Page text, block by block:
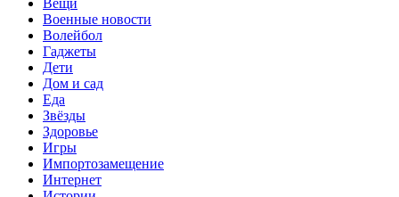
Военные новости
Волейбол
Гаджеты
Дети
Дом и сад
Еда
Звёзды
Здоровье
Игры
Импортозамещение
Интернет